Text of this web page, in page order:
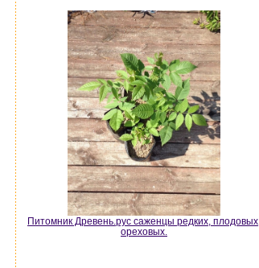
Питомник Древень.рус саженцы редких, плодовых,
ореховых.